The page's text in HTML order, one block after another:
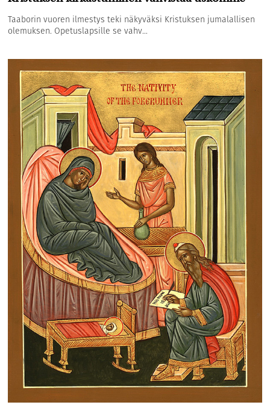
Taaborin vuoren ilmestys teki näkyväksi Kristuksen jumalallisen
olemuksen. Opetuslapsille se vahv...